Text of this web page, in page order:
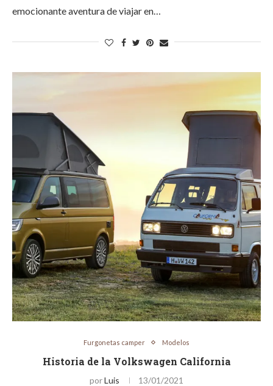
emocionante aventura de viajar en…
Furgonetas camper Modelos
Historia de la Volkswagen California
porLuis 13/01/2021